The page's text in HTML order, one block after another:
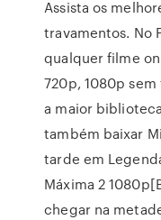
Assista os
travamentos. No
qualquer filme
720p, 1080p
a maior
também baixar
tarde em
Máxima 2
chegar na